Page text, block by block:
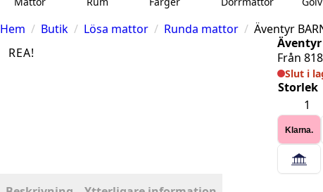
Hem Butik Lösa mattor Runda mattor
Äventyr
REA!
Äventyr
Från 818
Slut i
Storlek
Äventyr
-
Björn
crem-
grå
rund
mängd
Klarna.